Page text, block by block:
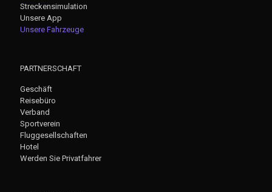
Streckensimulation
Unsere App
Unsere Fahrzeuge
PARTNERSCHAFT
Geschäft
Reisebüro
Verband
Sportverein
Fluggesellschaften
Hotel
Werden Sie Privatfahrer